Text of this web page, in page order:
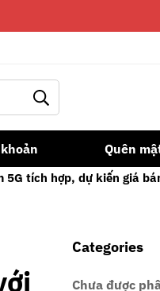
Quên
5G tích hợp, dự kiến giá
Categories
Chưa được